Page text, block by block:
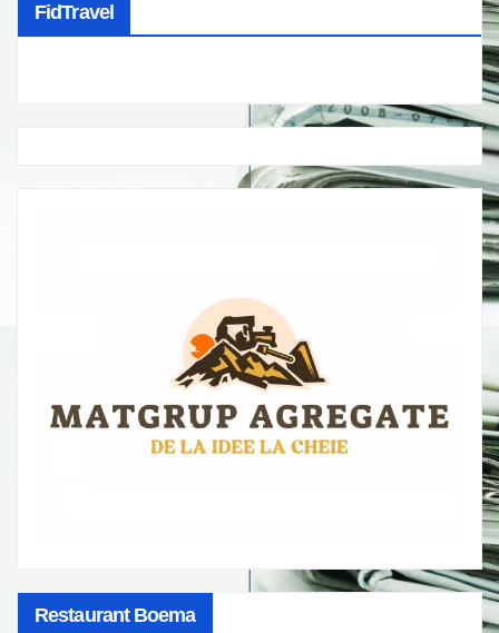
FidTravel
Restaurant Boema